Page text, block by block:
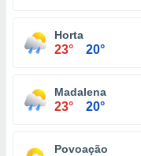
Horta
23° 20°
Madalena
23° 20°
Povoação